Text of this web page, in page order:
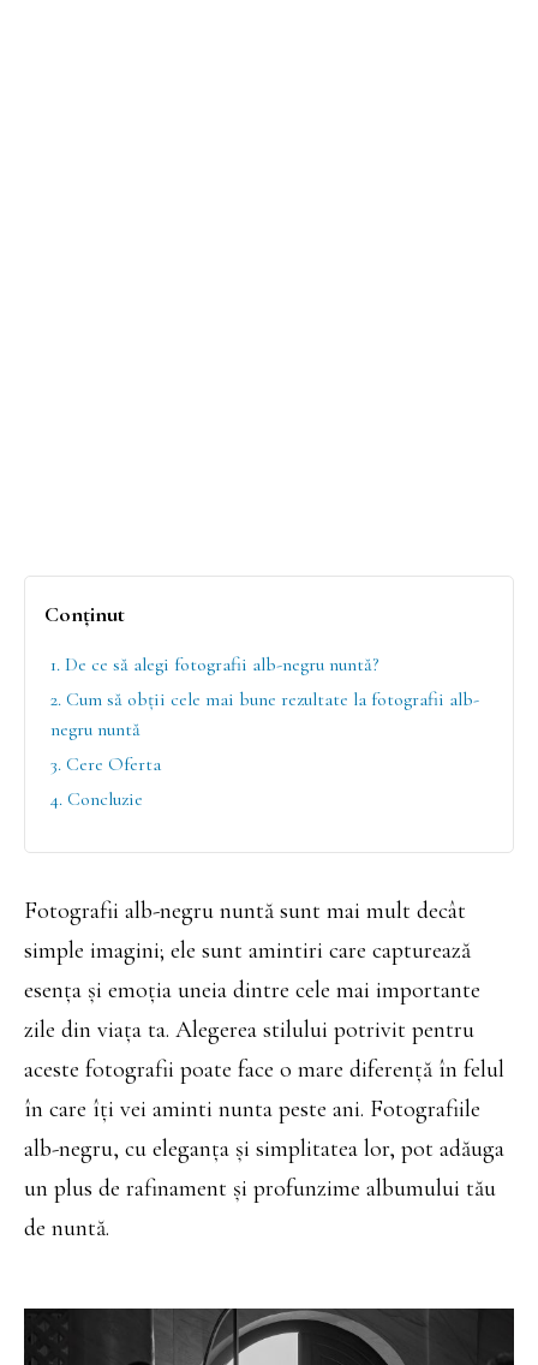
Conținut
1. De ce să alegi fotografii alb-negru nuntă?
2. Cum să obții cele mai bune rezultate la fotografii alb-
negru nuntă
3. Cere Oferta
4. Concluzie
Fotografii alb-negru nuntă sunt mai mult decât
simple imagini; ele sunt amintiri care capturează
esența și emoția uneia dintre cele mai importante
zile din viața ta. Alegerea stilului potrivit pentru
aceste fotografii poate face o mare diferență în felul
în care îți vei aminti nunta peste ani. Fotografiile
alb-negru, cu eleganța și simplitatea lor, pot adăuga
un plus de rafinament și profunzime albumului tău
de nuntă.